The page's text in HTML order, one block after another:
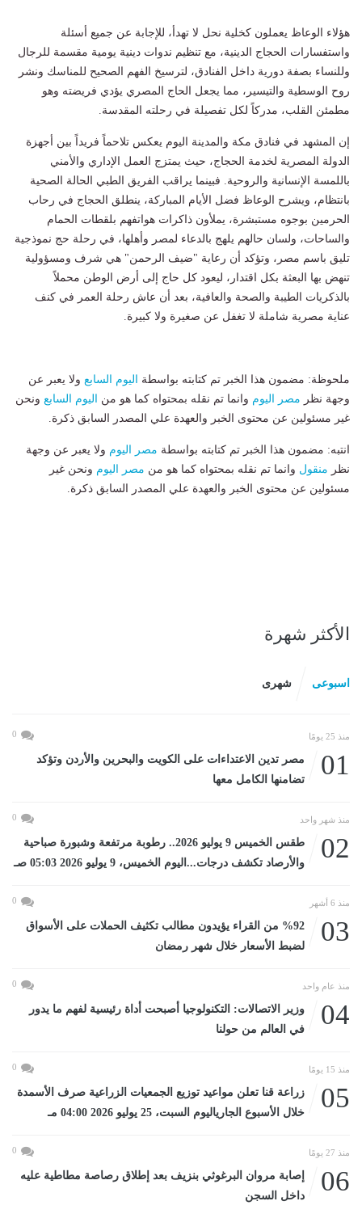
هؤلاء الوعاظ يعملون كخلية نحل لا تهدأ، للإجابة عن جميع أسئلة
واستفسارات الحجاج الدينية، مع تنظيم ندوات دينية يومية مقسمة للرجال
وللنساء بصفة دورية داخل الفنادق، لترسيخ الفهم الصحيح للمناسك ونشر
روح الوسطية والتيسير، مما يجعل الحاج المصري يؤدي فريضته وهو
مطمئن القلب، مدركاً لكل تفصيلة في رحلته المقدسة.
إن المشهد في فنادق مكة والمدينة اليوم يعكس تلاحماً فريداً بين أجهزة
الدولة المصرية لخدمة الحجاج، حيث يمتزج العمل الإداري والأمني
باللمسة الإنسانية والروحية. فبينما يراقب الفريق الطبي الحالة الصحية
بانتظام، ويشرح الوعاظ فضل الأيام المباركة، ينطلق الحجاج في رحاب
الحرمين بوجوه مستبشرة، يملأون ذاكرات هواتفهم بلقطات الحمام
والساحات، ولسان حالهم يلهج بالدعاء لمصر وأهلها، في رحلة حج نموذجية
تليق باسم مصر، وتؤكد أن رعاية "ضيف الرحمن" هي شرف ومسؤولية
تنهض بها البعثة بكل اقتدار، ليعود كل حاج إلى أرض الوطن محملاً
بالذكريات الطيبة والصحة والعافية، بعد أن عاش رحلة العمر في كنف
عناية مصرية شاملة لا تغفل عن صغيرة ولا كبيرة.
ملحوظة: مضمون هذا الخبر تم كتابته بواسطة اليوم السابع ولا يعبر عن
وجهة نظر مصر اليوم وانما تم نقله بمحتواه كما هو من اليوم السابع ونحن
غير مسئولين عن محتوى الخبر والعهدة علي المصدر السابق ذكرة.
انتبه: مضمون هذا الخبر تم كتابته بواسطة مصر اليوم ولا يعبر عن وجهة
نظر منقول وانما تم نقله بمحتواه كما هو من مصر اليوم ونحن غير
مسئولين عن محتوى الخبر والعهدة علي المصدر السابق ذكرة.
الأكثر شهرة
اسبوعى شهرى
منذ 25 يومًا 0
01
مصر تدين الاعتداءات على الكويت والبحرين والأردن وتؤكد
تضامنها الكامل معها
منذ شهر واحد 0
02
طقس الخميس 9 يوليو 2026.. رطوبة مرتفعة وشبورة صباحية
والأرصاد تكشف درجات...اليوم الخميس، 9 يوليو 2026 05:03 صـ
منذ 6 أشهر 0
03
%92 من القراء يؤيدون مطالب تكثيف الحملات على الأسواق
لضبط الأسعار خلال شهر رمضان
منذ عام واحد 0
04
وزير الاتصالات: التكنولوجيا أصبحت أداة رئيسية لفهم ما يدور
في العالم من حولنا
منذ 15 يومًا 0
05
زراعة قنا تعلن مواعيد توزيع الجمعيات الزراعية صرف الأسمدة
خلال الأسبوع الجارياليوم السبت، 25 يوليو 2026 04:00 مـ
منذ 27 يومًا 0
06
إصابة مروان البرغوثي بنزيف بعد إطلاق رصاصة مطاطية عليه
داخل السجن